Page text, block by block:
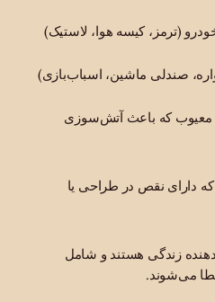
(ترمز، کیسه هوا، لاستیک)
صندلی ماشین، اسباب‌بازی)
معیوب که باعث آتش‌سوزی
دارای نقص در طراحی یا
زندگی هستند و شامل
می‌شوند.